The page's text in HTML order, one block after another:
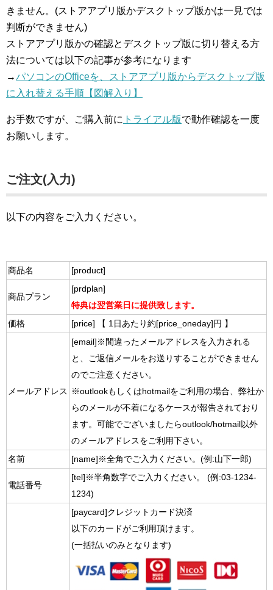
きません。(ストアアプリ版かデスクトップ版かは一見では
判断ができません)
ストアアプリ版かの確認とデスクトップ版に切り替える方
法については以下の記事が参考になります
→パソコンのOfficeを、ストアアプリ版からデスクトップ版
に入れ替える手順【図解入り】
お手数ですが、ご購入前に トライアル版で動作確認を一度
お願いします。
ご注文(入力)
以下の内容をご入力ください。
商品名 [product]
商品プラン
[prdplan]
特典は翌営業日に提供致します。
価格
[price] 【 1日あたり約[price_oneday]円 】
メールアドレス
[email]※間違ったメールアドレスを入力される
と、ご返信メールをお送りすることができません
のでご注意ください。
※outlookもしくはhotmailをご利用の場合、弊社か
らのメールが不着になるケースが報告されており
ます。可能でございましたらoutlook/hotmail以外
のメールアドレスをご利用下さい。
名前
[name]※全角でご入力ください。(例:山下一郎)
電話番号
[tel]※半角数字でご入力ください。 (例:03-1234-
1234)
[paycard]クレジットカード決済
以下のカードがご利用頂けます。
(一括払いのみとなります)